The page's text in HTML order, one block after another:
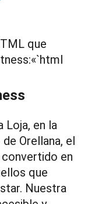
que
Loja, en la
Orellana, el
en
que
Nuestra